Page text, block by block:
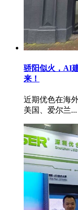
骄阳似火，AI
来！
近期优色在海
美国、爱尔兰...